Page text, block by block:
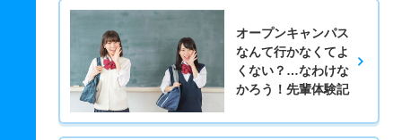
オープンキャンパス
なんて行かなくてよ
くない？…なわけな
かろう！先輩体験記